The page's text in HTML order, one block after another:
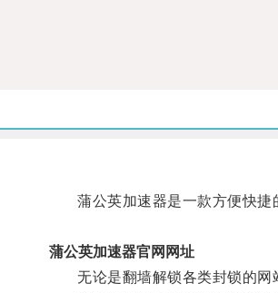
蒲公英加速器是一款方便快捷的
蒲公英加速器官网网址
无论是翻墙解锁各类封锁的网站